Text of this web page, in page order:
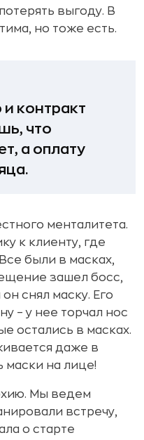
выгоду. В
но тоже есть.
контракт
что
а оплату
менталитета.
к клиенту, где
были в масках,
зашел босс,
снял маску. Его
– у нее торчал нос
остались в масках.
даже в
маски на лице!
Мы ведем
встречу,
о старте